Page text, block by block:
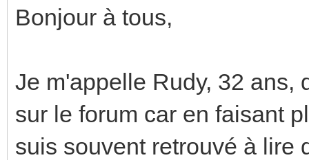
Bonjour à tous,
Je m'appelle Rudy, 32 ans,
sur le forum car en faisant
suis souvent retrouvé à lire